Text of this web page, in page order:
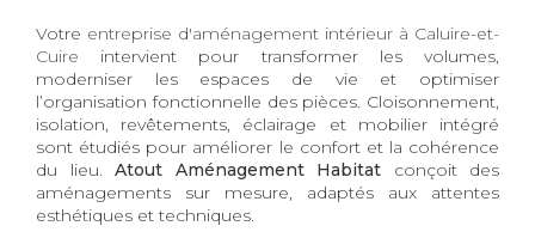
Votre entreprise d'aménagement intérieur à Caluire-et-
Cuire intervient pour transformer les volumes,
moderniser les espaces de vie et optimiser
l’organisation fonctionnelle des pièces. Cloisonnement,
isolation, revêtements, éclairage et mobilier intégré
sont étudiés pour améliorer le confort et la cohérence
du lieu. Atout Aménagement Habitat conçoit des
aménagements sur mesure, adaptés aux attentes
esthétiques et techniques.